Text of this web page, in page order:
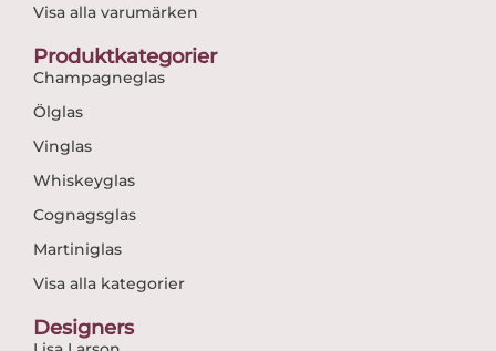
Visa alla varumärken
Produktkategorier
Champagneglas
Ölglas
Vinglas
Whiskeyglas
Cognagsglas
Martiniglas
Visa alla kategorier
Designers